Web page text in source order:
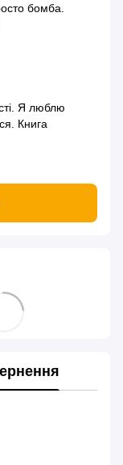
бомба.
Я люблю
Книга